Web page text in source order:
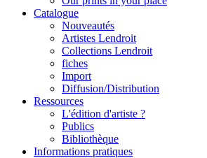
Catalogue
Nouveautés
Artistes Lendroit
Collections Lendroit
fiches
Import
Diffusion/Distribution
Ressources
L'édition d'artiste ?
Publics
Bibliothèque
Informations pratiques